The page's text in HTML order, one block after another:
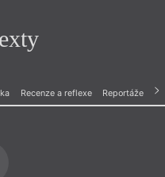
Recenze a reflexe Reportáže